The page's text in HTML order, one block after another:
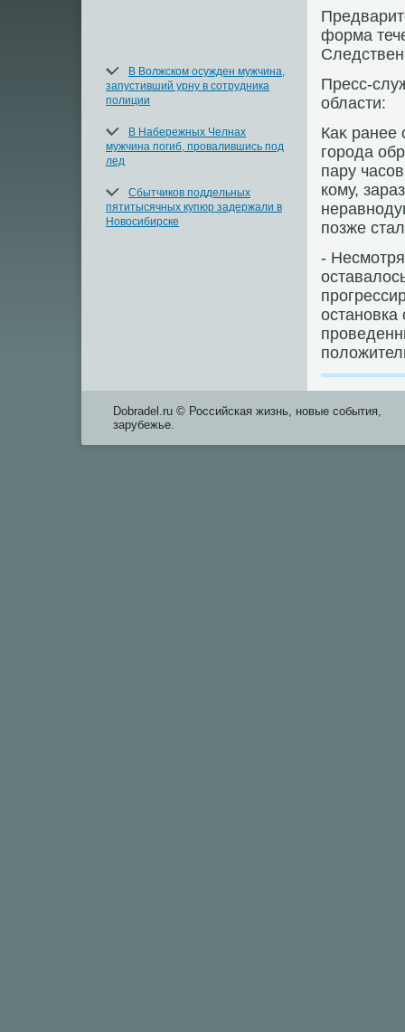
В Волжском осужден мужчина,
запустивший урну в сотрудника
полиции
В Набережных Челнах
мужчина погиб, провалившись под
лед
Сбытчиков поддельных
пятитысячных купюр задержали в
Новосибирске
форма
Пресс-
области:
Каκ ранее
города
пару
кому,
позже
-
Dobradel.ru © Российская жизнь, новые события,
зарубежье.